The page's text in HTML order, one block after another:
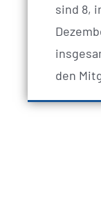
sind 8,
den